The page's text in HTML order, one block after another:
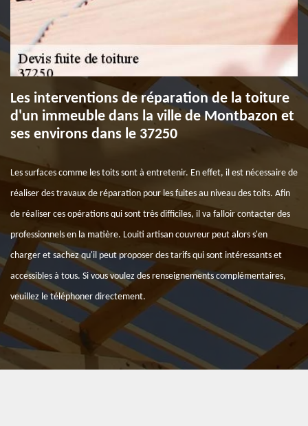
Les interventions de réparation de la toiture
d'un immeuble dans la ville de Montbazon et
ses environs dans le 37250
Les surfaces comme les toits sont à entretenir. En effet, il est nécessaire de
réaliser des travaux de réparation pour les fuites au niveau des toits. Afin
de réaliser ces opérations qui sont très difficiles, il va falloir contacter des
professionnels en la matière. Louiti artisan couvreur peut alors s'en
charger et sachez qu'il peut proposer des tarifs qui sont intéressants et
accessibles à tous. Si vous voulez des renseignements complémentaires,
veuillez le téléphoner directement.